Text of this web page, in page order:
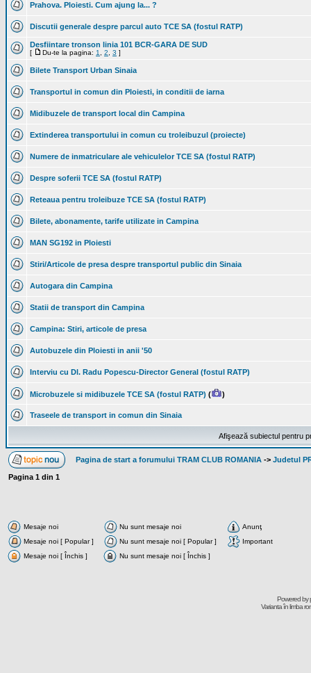
Prahova. Ploiesti. Cum ajung la... ?
Discutii generale despre parcul auto TCE SA (fostul RATP)
Desfiintare tronson linia 101 BCR-GARA DE SUD
[ Du-te la pagina: 1 2 3 ]
Bilete Transport Urban Sinaia
Transportul in comun din Ploiesti, in conditii de iarna
Midibuzele de transport local din Campina
Extinderea transportului in comun cu troleibuzul (proiecte)
Numere de inmatriculare ale vehiculelor TCE SA (fostul RATP)
Despre soferii TCE SA (fostul RATP)
Reteaua pentru troleibuze TCE SA (fostul RATP)
Bilete, abonamente, tarife utilizate in Campina
MAN SG192 in Ploiesti
Stiri/Articole de presa despre transportul public din Sinaia
Autogara din Campina
Statii de transport din Campina
Campina: Stiri, articole de presa
Autobuzele din Ploiesti in anii '50
Interviu cu Dl. Radu Popescu-Director General (fostul RATP)
Microbuzele si midibuzele TCE SA (fostul RATP) ( )
Traseele de transport in comun din Sinaia
Afişează subiectul pentru
Pagina de start a forumului TRAM CLUB ROMANIA -> Judetul
Pagina 1 din 1
Mesaje noi Nu sunt mesaje noi
Anunţ
Mesaje noi [ Popular ]
Nu sunt mesaje noi [ Popular ]
Important
Mesaje noi [ Închis ]
Nu sunt mesaje noi [ Închis ]
Powered by
Varianta în limba